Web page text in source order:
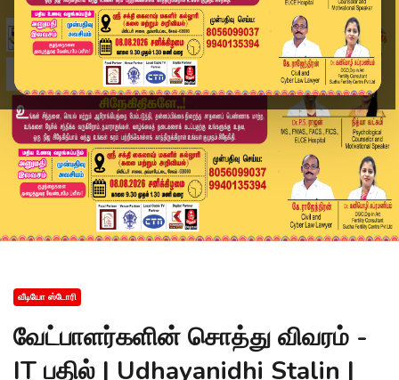
வீடியோ ஸ்டோரி
வேட்பாளர்களின் சொத்து விவரம் -
IT பதில் | Udhayanidhi Stalin |